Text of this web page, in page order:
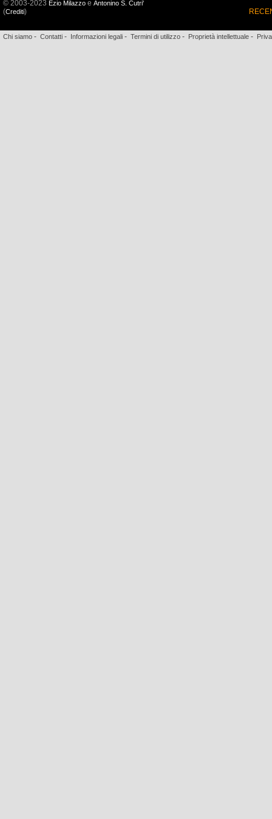
© 2003-2023 Ezio Milazzo e Antonino S. Cutri'
(Crediti)
Chi siamo - Contatti - Informazioni legali - Termini di utilizzo - Proprietà intellettuale -